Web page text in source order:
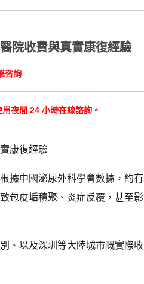
院收費與真實康復經驗
咨詢
夜間 24 小時在線諮詢。
康復經驗
據中國泌尿外科學會數據，約有
包皮垢積聚、炎症反覆，甚至影
、以及深圳等大陸城市嘅實際收